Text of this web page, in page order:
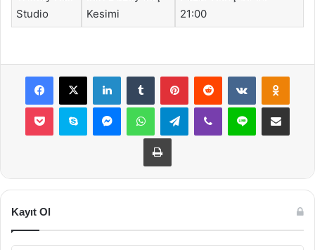
Studio
Kesimi
21:00
Facebook
X LinkedInTumblr PinterestReddit VKontakte
Pocket Skype MessengerWhatsAppTelegramViber Line E-Posta ile
Yazdır
Kayıt Ol